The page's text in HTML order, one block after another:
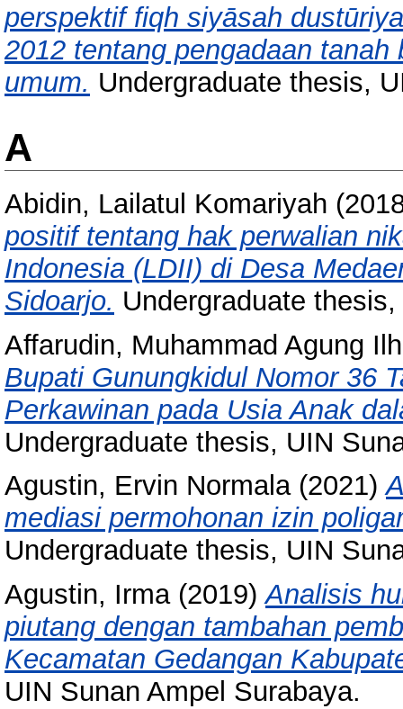
perspektif fiqh siyāsah
2012 tentang pengadaan
umum. Undergraduate thesis,
A
Abidin, Lailatul Komariyah
positif tentang hak perwalian
Indonesia (LDII) di Desa
Sidoarjo. Undergraduate
Affarudin, Muhammad Agung
Bupati Gunungkidul Nomor 36
Perkawinan pada Usia Anak
Undergraduate thesis, UIN
Agustin, Ervin Normala(2021)
mediasi permohonan izin
Undergraduate thesis, UIN
Agustin, Irma(2019)Analisis
piutang dengan tambahan
Kecamatan Gedangan
UIN Sunan Ampel Surabaya.